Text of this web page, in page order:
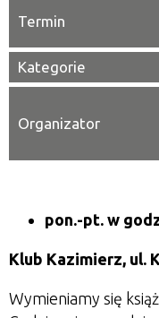
Termin
Kategorie
Organizator
pon.-pt. w
Klub Kazimierz, ul.
Wymieniamy się